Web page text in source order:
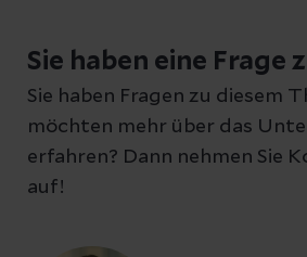
Schreiben Sie uns eine
Sie Ihre E-Mail-Adresse an,
Ihnen melden können
Sie haben eine Frage
Sie haben Fragen zu diesem
möchten mehr über das
erfahren? Dann nehmen Sie
auf!